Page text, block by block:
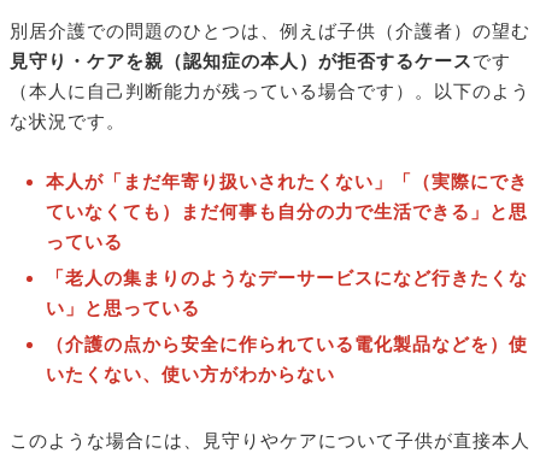
別居介護での問題のひとつは、例えば子供（介護者）の望む
見守り・ケアを親（認知症の本人）が拒否するケースです
（本人に自己判断能力が残っている場合です）。以下のよう
な状況です。
本人が「まだ年寄り扱いされたくない」「（実際にでき
ていなくても）まだ何事も自分の力で生活できる」と思
っている
「老人の集まりのようなデーサービスになど行きたくな
い」と思っている
（介護の点から安全に作られている電化製品などを）使
いたくない、使い方がわからない
このような場合には、見守りやケアについて子供が直接本人